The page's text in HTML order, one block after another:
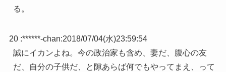
る。
20 :******-chan:2018/07/04(水)23:59:54
誠にイカンよね。今の政治家も含め、妻だ、腹心の友
だ、自分の子供だ、と隙あらば何でもやってまえ、って